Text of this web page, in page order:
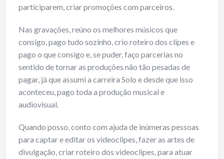
participarem, criar promoções com parceiros.
Nas gravações, reúno os melhores músicos que
consigo, pago tudo sozinho, crio roteiro dos clipes e
pago o que consigo e, se puder, faço parcerias no
sentido de tornar as produções não tão pesadas de
pagar, já que assumi a carreira Solo e desde que isso
aconteceu, pago toda a produção musical e
audiovisual.
Quando posso, conto com ajuda de inúmeras pessoas
para captar e editar os videoclipes, fazer as artes de
divulgação, criar roteiro dos videoclipes, para atuar